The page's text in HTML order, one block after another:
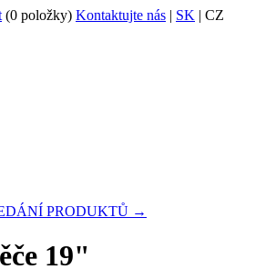
(0 položky) Kontaktujte nás | SK | CZ
PRODUKTŮ →
19"